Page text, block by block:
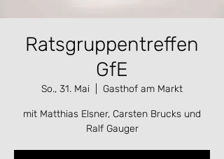
Ratsgruppentreffen
GfE
So., 31. Mai Gasthof am Markt
mit Matthias Elsner, Carsten Brucks und
Ralf Gauger